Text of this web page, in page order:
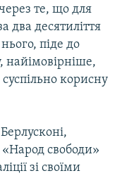
через те, що для
два десятиліття
піде до
найімовірніше,
корисну
«Народ свободи»
зі своїми